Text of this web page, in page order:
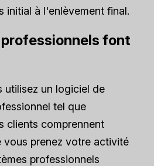
initial à l'enlèvement final.
font
utilisez un logiciel de
tel que
clients comprennent
vous prenez votre activité
professionnels